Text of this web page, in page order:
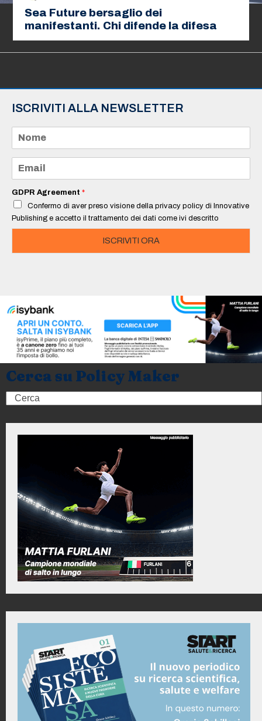
Sea Future bersaglio dei
manifestanti. Chi difende la difesa
ISCRIVITI ALLA NEWSLETTER
m
e
a
i
*
GDPR Agreement *
Confermo di aver preso visione della privacy policy di Innovative
Publishing e accetto il trattamento dei dati come ivi descritto
ISCRIVITI ORA
Cerca su Policy Maker
Search